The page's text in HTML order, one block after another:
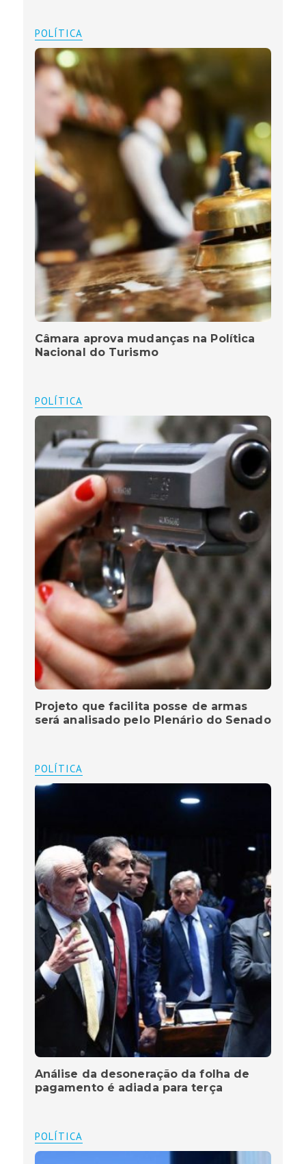
POLÍTICA
Câmara aprova mudanças na Política
Nacional do Turismo
POLÍTICA
Projeto que facilita posse de armas
será analisado pelo Plenário do Senado
POLÍTICA
Análise da desoneração da folha de
pagamento é adiada para terça
POLÍTICA